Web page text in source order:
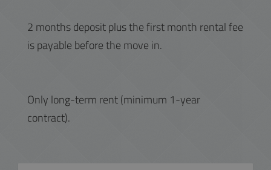
2 months deposit plus the first month rental fee
is payable before the move in.
Only long-term rent (minimum 1-year
contract).